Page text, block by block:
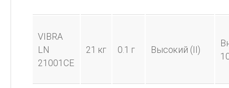
VIBRA
LN
21001CE
21 кг 0.1 г Высокий (II)